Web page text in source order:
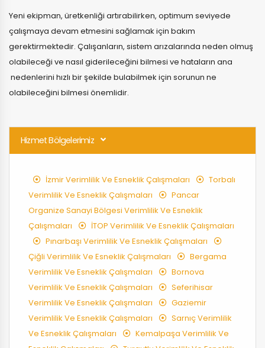
Yeni ekipman, üretkenliği artırabilirken, optimum seviyede
çalışmaya devam etmesini sağlamak için bakım
gerektirmektedir. Çalışanların, sistem arızalarında neden olmuş
olabileceği ve nasıl giderileceğini bilmesi ve hataların ana
nedenlerini hızlı bir şekilde bulabilmek için sorunun ne
olabileceğini bilmesi önemlidir.
Hizmet Bölgelerimiz
İzmir Verimlilik Ve Esneklik Çalışmaları
Torbalı
Verimlilik Ve Esneklik Çalışmaları
Pancar
Organize Sanayi Bölgesi Verimlilik Ve Esneklik
Çalışmaları
İTOP Verimlilik Ve Esneklik Çalışmaları
Pınarbaşı Verimlilik Ve Esneklik Çalışmaları
Çiğli Verimlilik Ve Esneklik Çalışmaları
Bergama
Verimlilik Ve Esneklik Çalışmaları
Bornova
Verimlilik Ve Esneklik Çalışmaları
Seferihisar
Verimlilik Ve Esneklik Çalışmaları
Gaziemir
Verimlilik Ve Esneklik Çalışmaları
Sarnıç Verimlilik
Ve Esneklik Çalışmaları
Kemalpaşa Verimlilik Ve